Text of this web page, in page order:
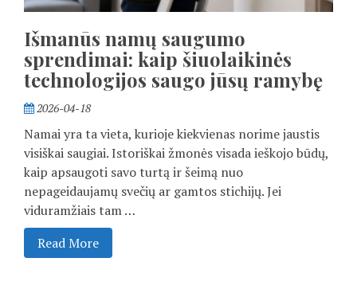
Išmanūs namų saugumo
sprendimai: kaip šiuolaikinės
technologijos saugo jūsų ramybę
2026-04-18
Namai yra ta vieta, kurioje kiekvienas norime jaustis
visiškai saugiai. Istoriškai žmonės visada ieškojo būdų,
kaip apsaugoti savo turtą ir šeimą nuo
nepageidaujamų svečių ar gamtos stichijų. Jei
viduramžiais tam …
Read More